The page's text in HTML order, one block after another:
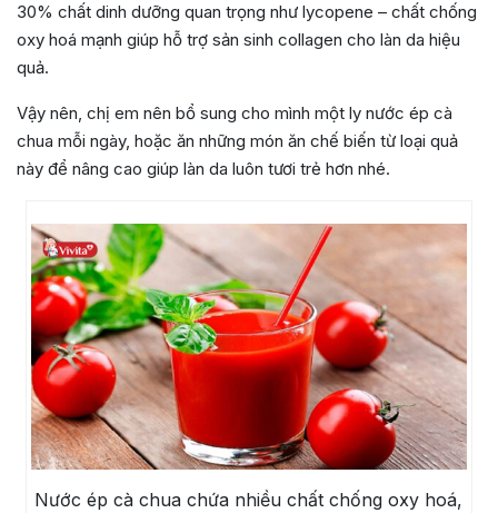
30% chất dinh dưỡng quan trọng như lycopene – chất chống
oxy hoá mạnh giúp hỗ trợ sản sinh collagen cho làn da hiệu
quả.
Vậy nên, chị em nên bổ sung cho mình một ly nước ép cà
chua mỗi ngày, hoặc ăn những món ăn chế biến từ loại quả
này để nâng cao giúp làn da luôn tươi trẻ hơn nhé.
Nước ép cà chua chứa nhiều chất chống oxy hoá,